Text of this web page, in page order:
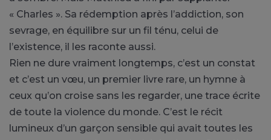
« Charles ». Sa rédemption après l’addiction, son
sevrage, en équilibre sur un fil ténu, celui de
l’existence, il les raconte aussi.
Rien ne dure vraiment longtemps, c’est un constat
et c’est un vœu, un premier livre rare, un hymne à
ceux qu’on croise sans les regarder, une trace écrite
de toute la violence du monde. C’est le récit
lumineux d’un garçon sensible qui avait toutes les